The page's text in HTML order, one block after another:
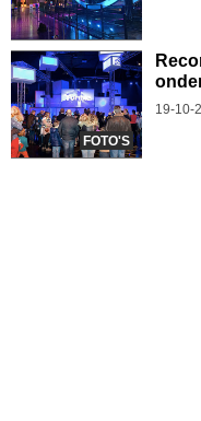
FOTO'S
19-10-